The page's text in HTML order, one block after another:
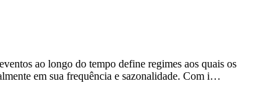
ao longo do tempo define regimes aos quais os
em sua frequência e sazonalidade. Com i…